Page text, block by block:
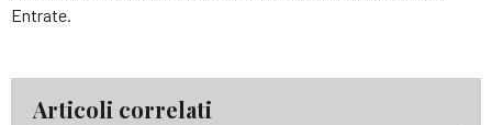
Entrate.
Articoli correlati